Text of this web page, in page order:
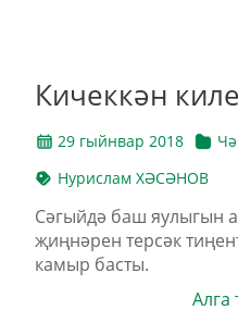
Кичеккән
29 гыйнвар 2018
Нурислам ХӘСӘНОВ
Сәгыйдә баш яулыгын
җиңнәрен терсәк
камыр басты.
Алга